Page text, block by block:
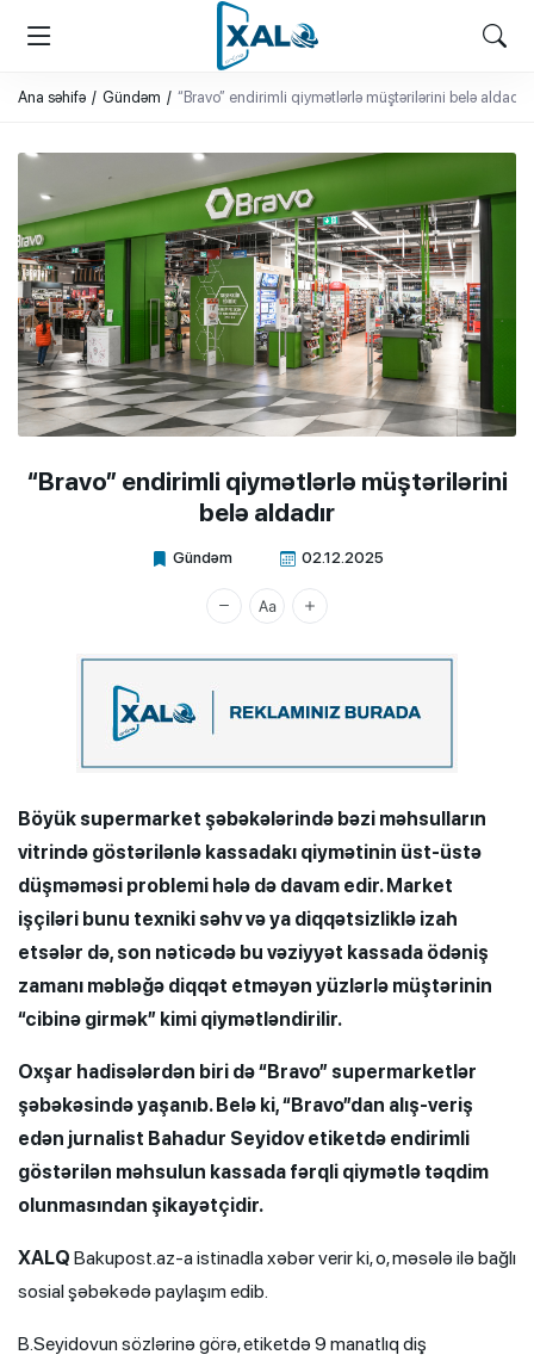
XALQ.ONLINE
ONLAYN PLATFORMA
Ana səhifə Gündəm “Bravo” endirimli qiymətlərlə müştərilərini belə aldadır
“Bravo” endirimli qiymətlərlə müştərilərini
belə aldadır
Gündəm 02.12.2025
Xalq.Online
Böyük supermarket şəbəkələrində bəzi məhsulların
vitrində göstərilənlə kassadakı qiymətinin üst-üstə
düşməməsi problemi hələ də davam edir. Market
işçiləri bunu texniki səhv və ya diqqətsizliklə izah
etsələr də, son nəticədə bu vəziyyət kassada ödəniş
zamanı məbləğə diqqət etməyən yüzlərlə müştərinin
“cibinə girmək” kimi qiymətləndirilir.
Oxşar hadisələrdən biri də “Bravo” supermarketlər
şəbəkəsində yaşanıb. Belə ki, “Bravo”dan alış-veriş
edən jurnalist Bahadur Seyidov etiketdə endirimli
göstərilən məhsulun kassada fərqli qiymətlə təqdim
olunmasından şikayətçidir.
XALQ Bakupost.az-a istinadla xəbər verir ki, o, məsələ ilə bağlı
sosial şəbəkədə paylaşım edib.
B.Seyidovun sözlərinə görə, etiketdə 9 manatlıq diş